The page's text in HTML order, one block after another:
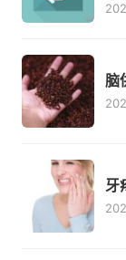
脑
牙